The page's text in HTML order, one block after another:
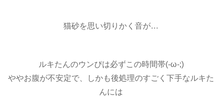
猫砂を思い切りかく音が…
ルキたんのウンぴは必ずこの時間帯(-ω-;)
ややお腹が不安定で、しかも後処理のすごく下手なルキた
んには